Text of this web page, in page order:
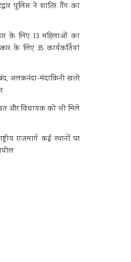
पुलिस ने शातिर गैंग का
के लिए 13 महिलाओं का
के लिए 35 कार्यकर्तियां
अलकनंदा-मंदाकिनी खतरे
और विधायक को भी मिले
राजमार्ग कई स्थानों पर